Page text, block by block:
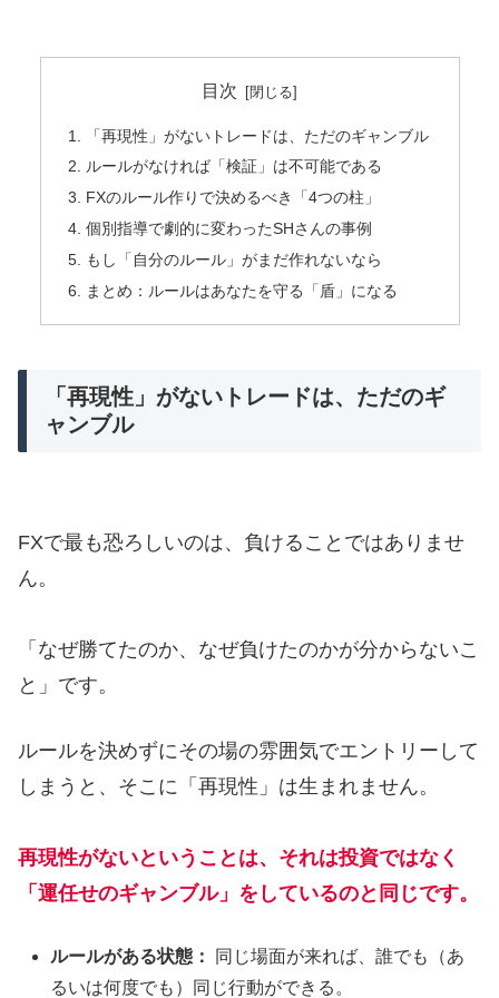
目次
「再現性」がないトレードは、ただのギャンブル
ルールがなければ「検証」は不可能である
FXのルール作りで決めるべき「4つの柱」
個別指導で劇的に変わったSHさんの事例
もし「自分のルール」がまだ作れないなら
まとめ：ルールはあなたを守る「盾」になる
「再現性」がないトレードは、ただのギ
ャンブル
FXで最も恐ろしいのは、負けることではありませ
ん。
「なぜ勝てたのか、なぜ負けたのかが分からないこ
と」です。
ルールを決めずにその場の雰囲気でエントリーして
しまうと、そこに「再現性」は生まれません。
再現性がないということは、それは投資ではなく
「運任せのギャンブル」をしているのと同じです。
ルールがある状態：
同じ場面が来れば、誰でも（あ
るいは何度でも）同じ行動ができる。